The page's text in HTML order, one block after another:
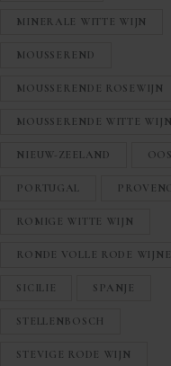
MINERALE WITTE WIJN
MOUSSEREND
MOUSSERENDE ROSEWIJN
MOUSSERENDE WITTE WIJN
NIEUW-ZEELAND
PORTUGAL
ROMIGE WITTE WIJN
RONDE VOLLE RODE
SICILIE SPANJE
STELLENBOSCH
STEVIGE RODE WIJN